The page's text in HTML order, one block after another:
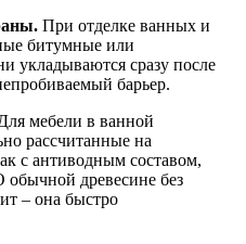
При отделке ванных и
битумные или
укладываются сразу после
барьер.
мебели в ванной
рассчитанные на
с антиводным составом,
древесине без
– она быстро